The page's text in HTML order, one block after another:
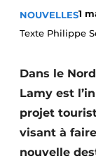
Termes
Video’s
Contrôle
NOUVELLES1
Texte Philippe
Dans le
Lamy est
projet
visant à
nouvelle